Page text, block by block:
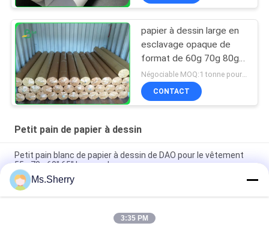
papier à dessin large en
esclavage opaque de
format de 60g 70g 80g
pour l'usine de vêtement
lisse
Négociable MOQ:1 tonne pour la taille commune et 10 tonnes pour la taille spéciale
CONTACT
Petit pain de papier à dessin
Petit pain blanc de papier à dessin de DAO pour le vêtement
55g 70g 60" 65" largeur de pouce
Jet d'encre imprimant le petit pain de papier à dessin du lien
60gsm pour l'imprimante rapide
80 grammes de rouleaux de papier de traceur CAD parfaits
Ms.Sherry
3:35 PM